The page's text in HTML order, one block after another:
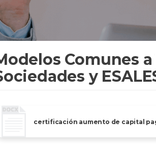
Comunes a
y
certificación aumento de capital